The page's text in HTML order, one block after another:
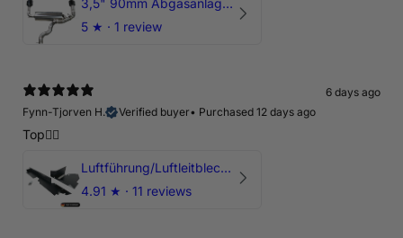
3,5" 90mm Abgasanlage AUDI RSQ3 DNWA 2.5 TFSI
5 ★ · 1 review
6 days ago
Fynn-Tjorven H.
Verified buyer• Purchased 12 days ago
Top👍🏼
Luftführung/Luftleitblech 5" 125mm offene Ansaugung HPerformance
4.91 ★ · 11 reviews